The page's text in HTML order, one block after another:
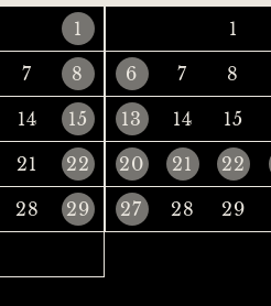
1
7 8
14 15
21 22
28 29
1
6 7 8
13 14 15
20 21 22
27 28 29